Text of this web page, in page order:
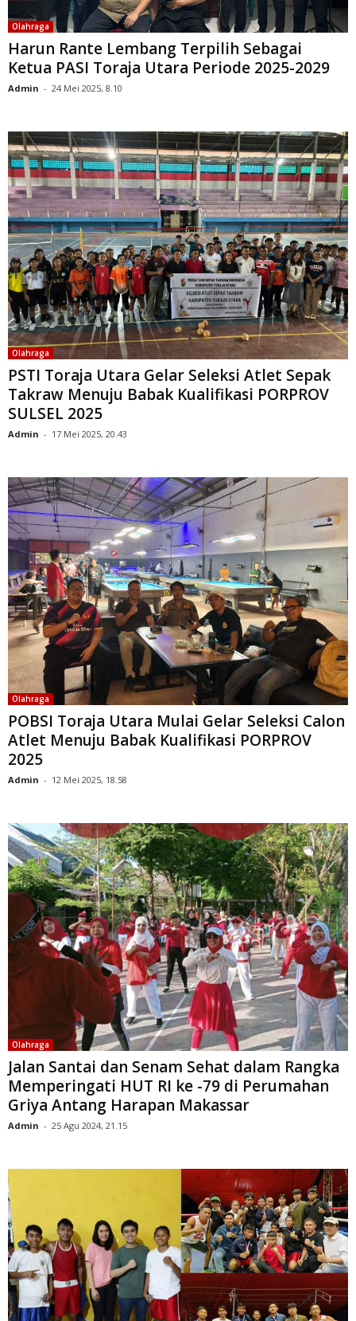
Olahraga
Harun Rante Lembang Terpilih Sebagai
Ketua PASI Toraja Utara Periode 2025-2029
Admin - 24 Mei 2025, 8.10
Olahraga
PSTI Toraja Utara Gelar Seleksi Atlet Sepak
Takraw Menuju Babak Kualifikasi PORPROV
SULSEL 2025
Admin - 17 Mei 2025, 20.43
Olahraga
POBSI Toraja Utara Mulai Gelar Seleksi Calon
Atlet Menuju Babak Kualifikasi PORPROV
2025
Admin - 12 Mei 2025, 18.58
Olahraga
Jalan Santai dan Senam Sehat dalam Rangka
Memperingati HUT RI ke -79 di Perumahan
Griya Antang Harapan Makassar
Admin - 25 Agu 2024, 21.15